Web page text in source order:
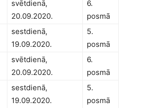
svētdienā,
20.09.2020.
6.
posmā
sestdienā,
19.09.2020.
5.
posmā
svētdienā,
20.09.2020.
6.
posmā
sestdienā,
19.09.2020.
5.
posmā